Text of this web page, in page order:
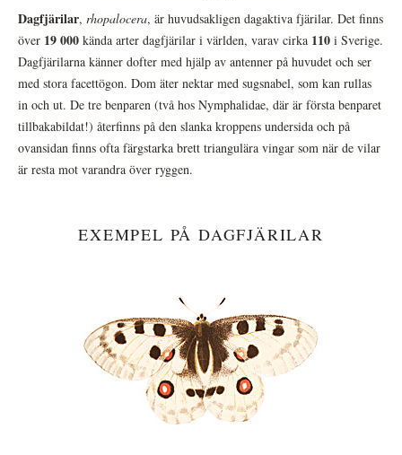
Dagfjärilar, rhopalocera, är huvudsakligen dagaktiva fjärilar. Det finns
över 19 000 kända arter dagfjärilar i världen, varav cirka 110 i Sverige.
Dagfjärilarna känner dofter med hjälp av antenner på huvudet och ser
med stora facettögon. Dom äter nektar med sugsnabel, som kan rullas
in och ut. De tre benparen (två hos Nymphalidae, där är första benparet
tillbakabildat!) återfinns på den slanka kroppens undersida och på
ovansidan finns ofta färgstarka brett triangulära vingar som när de vilar
är resta mot varandra över ryggen.
EXEMPEL PÅ DAGFJÄRILAR